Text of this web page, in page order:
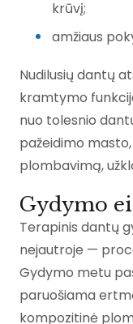
krūvį;
amžiaus
Nudilusių dantų
kramtymo
nuo tolesnio
pažeidimo
plombavimą,
Gydymo
Terapinis dantų
nejautroje —
Gydymo metu
paruošiama
kompozitinė